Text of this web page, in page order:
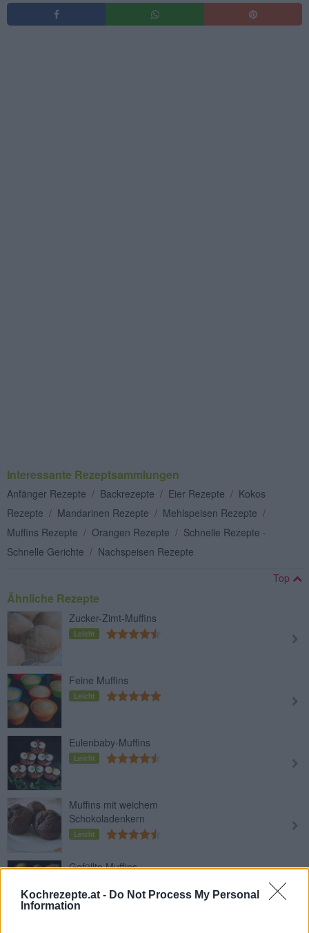
Kochrezepte.at - Do Not Process My Personal
Information
Interessante Rezeptsammlungen
Anfänger Rezepte / Backrezepte / Eier Rezepte / Kokos
Rezepte / Mandarinen Rezepte / Mehlspeisen Rezepte /
Muffins Rezepte / Orangen Rezepte / Schnelle Rezepte -
Schnelle Gerichte / Nachspeisen Rezepte
Top
Ähnliche Rezepte
Zucker-Zimt-Muffins
Leicht
Feine Muffins
Leicht
Eulenbaby-Muffins
Leicht
Muffins mit weichem
Schokoladenkern
Leicht
Gefüllte Muffins